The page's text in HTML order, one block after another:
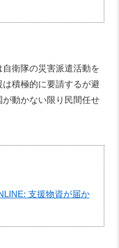
衛隊の災害派遣活動を
積極的に要請するが避
動かない限り民間任せ
支援物資が届か